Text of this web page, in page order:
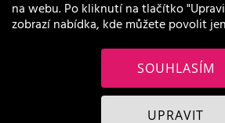
© 2011 - 2026
na webu. Po kliknutí na tlačítko
zobrazí nabídka, kde můžete povolit
SOUHLASÍM
UPRAVIT